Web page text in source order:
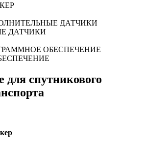
ДАТЧИКИ
для спутникового